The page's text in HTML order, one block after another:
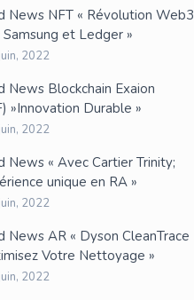
News NFT « Révolution Web3
Samsung et Ledger »
2022
News Blockchain Exaion
»Innovation Durable »
2022
News « Avec Cartier Trinity;
unique en RA »
2022
News AR « Dyson CleanTrace
Votre Nettoyage »
2022